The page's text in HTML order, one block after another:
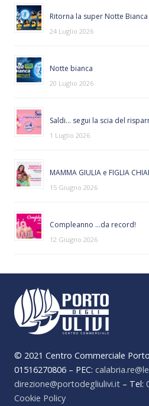
Ritorna la super Notte
24 Luglio 2026
Notte bianca
20 Luglio 2026
Saldi… segui la scia del
1 Luglio 2026
MAMMA GIULIA e FIGLIA
15 Giugno 2026
Compleanno …da record!
12 Giugno 2026
© 2021 Centro Commerciale
01516270806 – PEC:
direzione@portodegliulivi.it – Tel:
Cookie Policy